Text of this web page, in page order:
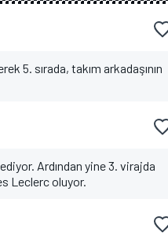
5. sırada, takım arkadaşının
Ardından yine 3. virajda
Leclerc oluyor.